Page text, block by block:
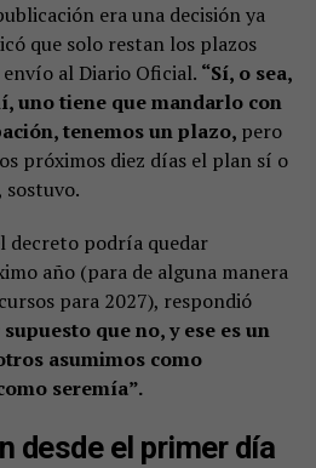
era una decisión ya
que solo restan los plazos
al Diario Oficial. “Sí, o sea,
uno tiene que mandarlo con
tenemos un plazo, pero
próximos diez días el plan sí o
sostuvo.
decreto podría quedar
año (para de alguna manera
para 2027), respondió
supuesto que no, y ese es un
asumimos como
seremía”.
desde el primer día